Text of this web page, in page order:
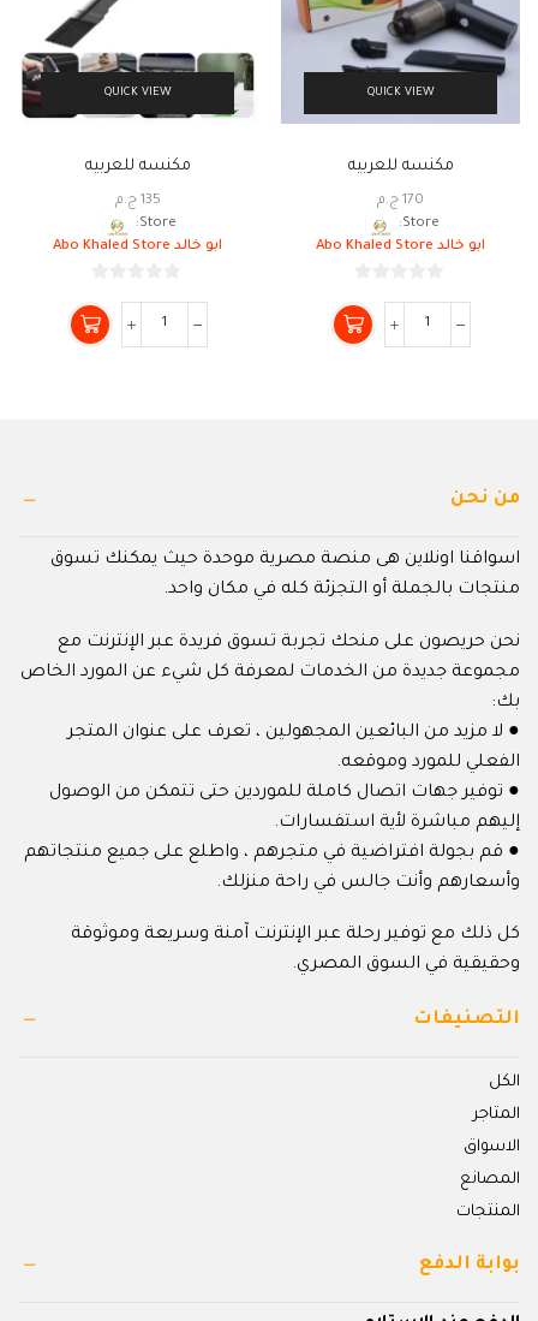
QUICK VIEW
مكنسه للعربيه
170 ج.م
Store:
ابو خالد Abo Khaled Store
من
5
QUICK VIEW
مكنسه للعربيه
135 ج.م
Store:
ابو خالد Abo Khaled Store
من
5
من نحن
اسواقنا اونلاين هى منصة مصرية موحدة حيث يمكنك تسوق
منتجات بالجملة أو التجزئة كله في مكان واحد.
نحن حريصون على منحك تجربة تسوق فريدة عبر الإنترنت مع
مجموعة جديدة من الخدمات لمعرفة كل شيء عن المورد الخاص
بك:
● لا مزيد من البائعين المجهولين ، تعرف على عنوان المتجر
الفعلي للمورد وموقعه.
● توفير جهات اتصال كاملة للموردين حتى تتمكن من الوصول
إليهم مباشرة لأية استفسارات.
● قم بجولة افتراضية في متجرهم ، واطلع على جميع منتجاتهم
وأسعارهم وأنت جالس في راحة منزلك.
كل ذلك مع توفير رحلة عبر الإنترنت آمنة وسريعة وموثوقة
وحقيقية في السوق المصري.
التصنيفات
الكل
المتاجر
الاسواق
المصانع
المنتجات
بوابة الدفع